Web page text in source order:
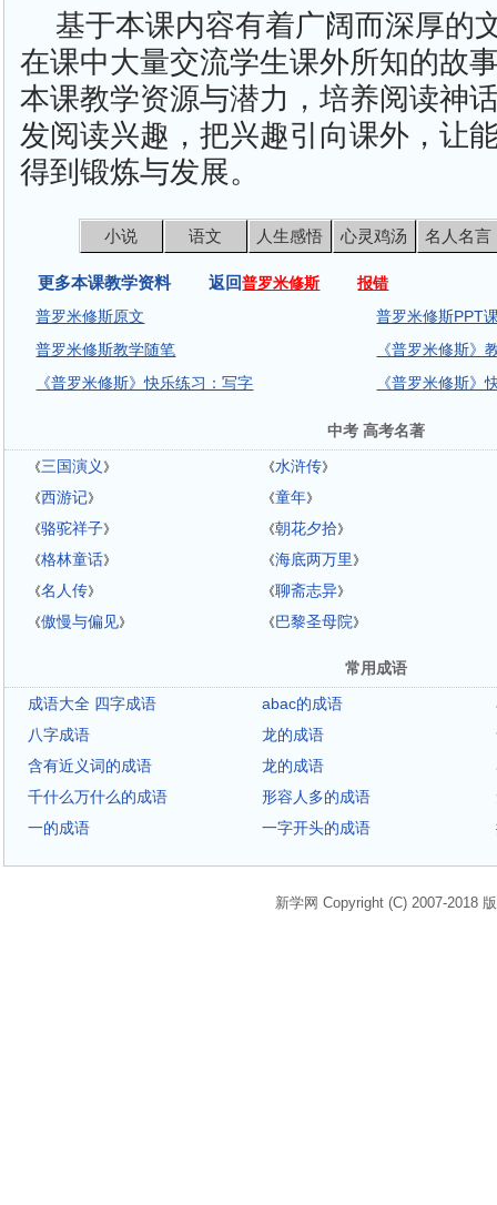
基于本课内容有着广阔而深厚的
在课中大量交流学生课外所知的故
本课教学资源与潜力，培养阅读神
发阅读兴趣，把兴趣引向课外，让
得到锻炼与发展。
小说 语文 人生感悟 心灵鸡汤 名人名言
更多本课教学资料 返回普罗米修斯
报错
普罗米修斯原文
普罗米修斯PPT
普罗米修斯教学随笔
《普罗米修斯》
《普罗米修斯》快乐练习：写字
《普罗米修斯》
中考 高考名著
《三国演义 》 《水浒传》
《西游记》 《童年》
《骆驼祥子》 《朝花夕拾》
《格林童话》 《海底两万里 》
《名人传》 《聊斋志异》
《傲慢与偏见》 《巴黎圣母院》
常用成语
成语大全 四字成语
abac的成语
八字成语
龙的成语
含有近义词的成语
龙的成语
千什么万什么的成语
形容人多的成语
一的成语
一字开头的成语
新学网 Copyright (C) 2007-2018